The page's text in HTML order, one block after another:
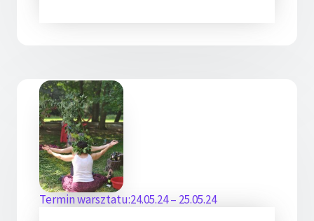
Termin warsztatu:24.05.24 – 25.05.24